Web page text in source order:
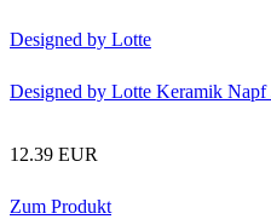
Designed by Lotte
Designed by Lotte Keramik Napf
12.39 EUR
Zum Produkt